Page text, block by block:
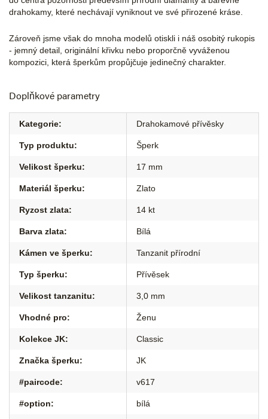
drahokamy, které nechávají vyniknout ve své přirozené kráse.
Zároveň jsme však do mnoha modelů otiskli i náš osobitý rukopis
- jemný detail, originální křivku nebo proporčně vyváženou
kompozici, která šperkům propůjčuje jedinečný charakter.
Doplňkové parametry
Kategorie: Drahokamové přívěsky
Typ produktu: Šperk
Velikost šperku: 17 mm
Materiál šperku: Zlato
Ryzost zlata: 14 kt
Barva zlata: Bílá
Kámen ve šperku: Tanzanit přírodní
Typ šperku: Přívěsek
Velikost tanzanitu: 3,0 mm
Vhodné pro: Ženu
Kolekce JK: Classic
Značka šperku: JK
#paircode: v617
#option: bílá